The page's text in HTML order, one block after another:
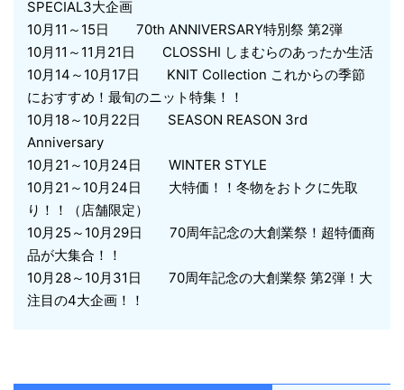
SPECIAL3大企画
10月11～15日 70th ANNIVERSARY特別祭 第2弾
10月11～11月21日 CLOSSHI しまむらのあったか生活
10月14～10月17日 KNIT Collection これからの季節
におすすめ！最旬のニット特集！！
10月18～10月22日 SEASON REASON 3rd
Anniversary
10月21～10月24日 WINTER STYLE
10月21～10月24日 大特価！！冬物をおトクに先取
り！！（店舗限定）
10月25～10月29日 70周年記念の大創業祭！超特価商
品が大集合！！
10月28～10月31日 70周年記念の大創業祭 第2弾！大
注目の4大企画！！